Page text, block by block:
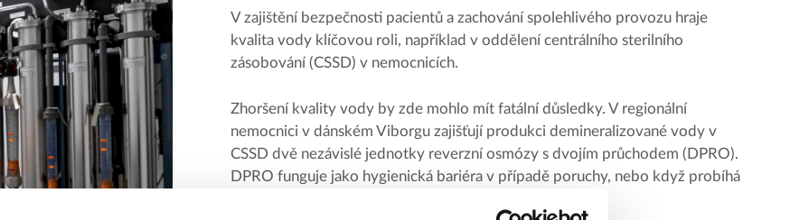
V zajištění bezpečnosti pacientů a zachování spolehlivého provozu hraje
kvalita vody klíčovou roli, například v oddělení centrálního sterilního
zásobování (CSSD) v nemocnicích.
Zhoršení kvality vody by zde mohlo mít fatální důsledky. V regionální
nemocnici v dánském Viborgu zajišťují produkci demineralizované vody v
CSSD dvě nezávislé jednotky reverzní osmózy s dvojím průchodem (DPRO).
DPRO funguje jako hygienická bariéra v případě poruchy, nebo když probíhá